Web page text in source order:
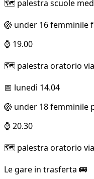
🗺️ palestra scuole
🏐 under 16 femminile
⌚ 19.00
🗺️ palestra oratorio via
📅 lunedì 14.04
🏐 under 18 femminile
⌚ 20.30
🗺️ palestra oratorio via
Le gare in trasferta 🚌